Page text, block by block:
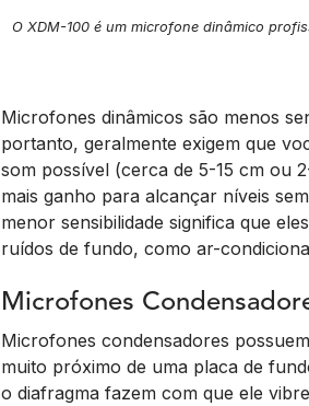
O XDM-100 é um microfone dinâmico
Microfones dinâmicos são menos
portanto, geralmente exigem que
som possível (cerca de 5-15 cm ou
mais ganho para alcançar níveis
menor sensibilidade significa que
ruídos de fundo, como ar-
Microfones
Microfones condensadores
muito próximo de uma placa de
o diafragma fazem com que ele